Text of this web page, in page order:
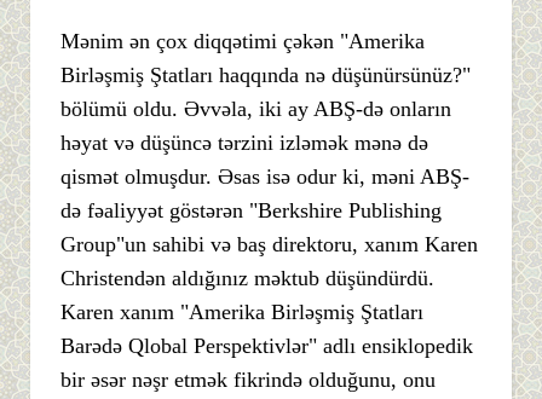
Mənim ən çox diqqətimi çəkən "Amerika
Birləşmiş Ştatları haqqında nə düşünürsünüz?"
bölümü oldu. Əvvəla, iki ay ABŞ-də onların
həyat və düşüncə tərzini izləmək mənə də
qismət olmuşdur. Əsas isə odur ki, məni ABŞ-
də fəaliyyət göstərən "Berkshire Publishing
Group"un sahibi və baş direktoru, xanım Karen
Christendən aldığınız məktub düşündürdü.
Karen xanım "Amerika Birləşmiş Ştatları
Barədə Qlobal Perspektivlər" adlı ensiklopedik
bir əsər nəşr etmək fikrində olduğunu, onu